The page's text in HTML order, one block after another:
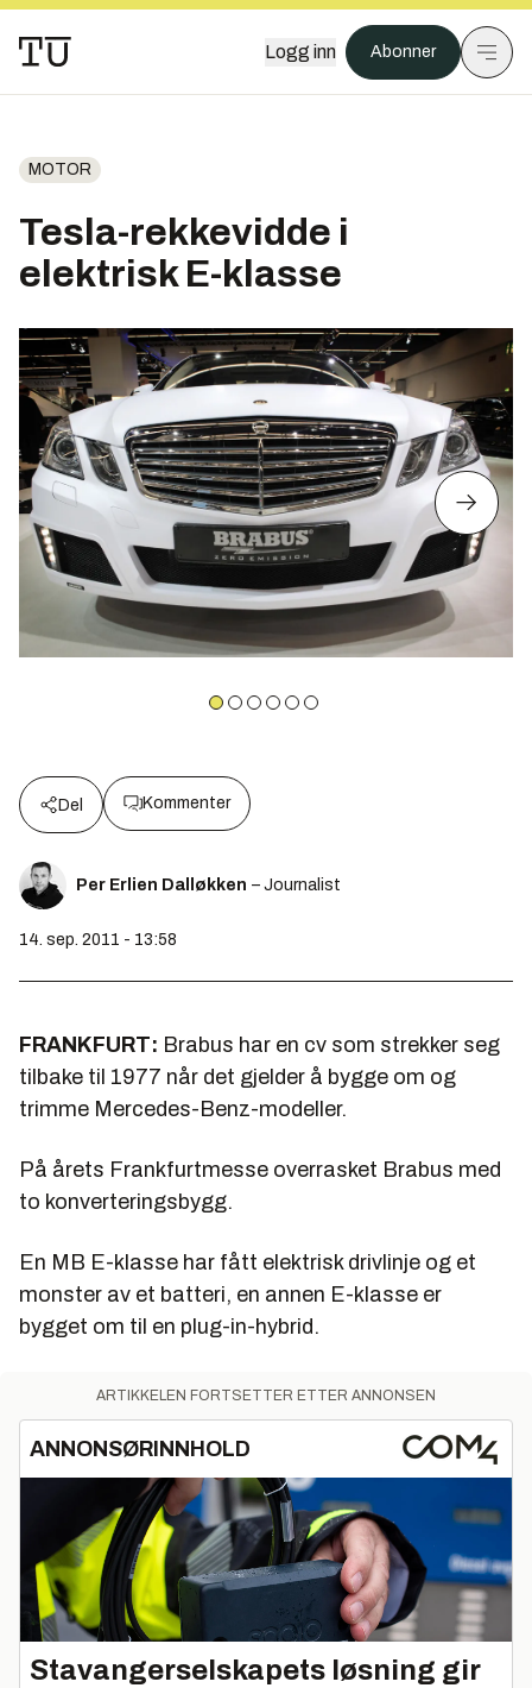
Logg inn Abonner
MOTOR
Tesla-rekkevidde i
elektrisk E-klasse
Del Kommenter
Per Erlien Dalløkken – Journalist
14. sep. 2011 - 13:58
FRANKFURT: Brabus har en cv som strekker seg
tilbake til 1977 når det gjelder å bygge om og
trimme Mercedes-Benz-modeller.
På årets Frankfurtmesse overrasket Brabus med
to konverteringsbygg.
En MB E-klasse har fått elektrisk drivlinje og et
monster av et batteri, en annen E-klasse er
bygget om til en plug-in-hybrid.
ARTIKKELEN FORTSETTER ETTER ANNONSEN
ANNONSØRINNHOLD
Stavangerselskapets løsning gir